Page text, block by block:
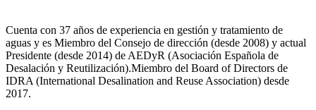
Cuenta con 37 años de experiencia en gestión y tratamiento de
aguas y es Miembro del Consejo de dirección (desde 2008) y actual
Presidente (desde 2014) de AEDyR (Asociación Española de
Desalación y Reutilización).Miembro del Board of Directors de
IDRA (International Desalination and Reuse Association) desde
2017.